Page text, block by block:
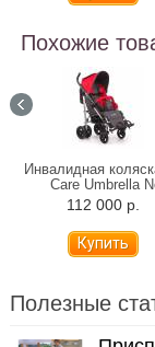
Похожие
Инвалидная
Care Umbrella
112 000 р.
Полезные